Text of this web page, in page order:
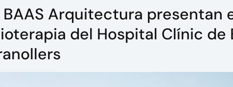
BAAS Arquitectura
del Hospital Clínic de